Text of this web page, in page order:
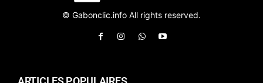
© Gabonclic.info All rights reserved.